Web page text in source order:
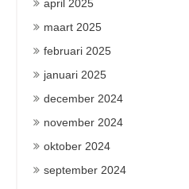
april 2025
maart 2025
februari 2025
januari 2025
december 2024
november 2024
oktober 2024
september 2024